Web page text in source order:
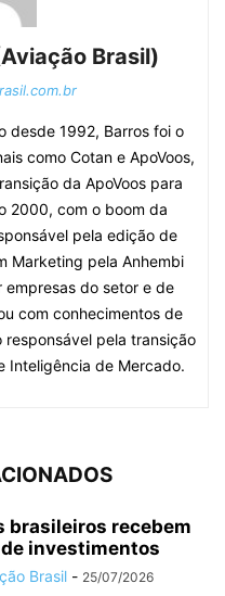
Brasil)
desde 1992, Barros foi o
como Cotan e ApoVoos,
da ApoVoos para
2000, com o boom da
pela edição de
Marketing pela Anhembi
do setor e de
com conhecimentos de
pela transição
Inteligência de Mercado.
brasileiros recebem
investimentos
Brasil - 25/07/2026